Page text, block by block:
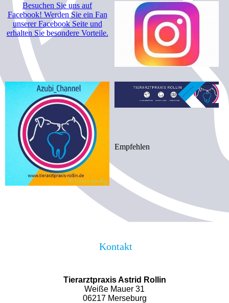
Besuchen Sie uns auf
Facebook! Werden Sie ein Fan
unserer Facebook Seite und
erhalten Sie besondere Vorteile.
Empfehlen
Kontakt
Tierarztpraxis Astrid Rollin
Weiße Mauer 31
06217 Merseburg